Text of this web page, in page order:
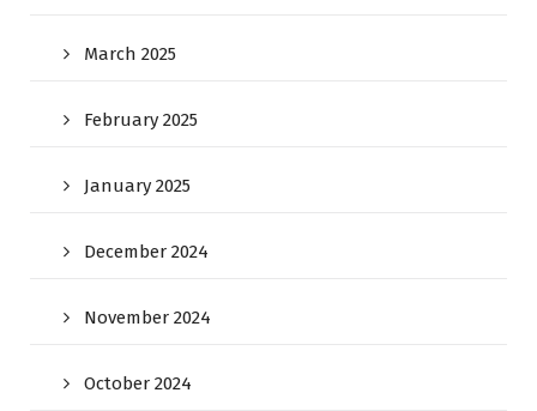
March 2025
February 2025
January 2025
December 2024
November 2024
October 2024